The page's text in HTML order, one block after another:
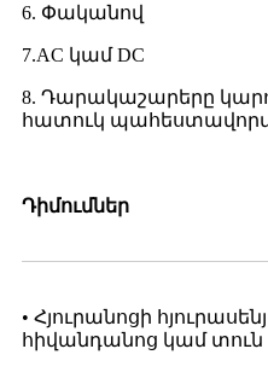
6. Փականով
7.AC կամ DC
8. Դարակաշարերը
հատուկ
Դիմումներ
• Հյուրանոցի
հիվանդանոց կամ տուն